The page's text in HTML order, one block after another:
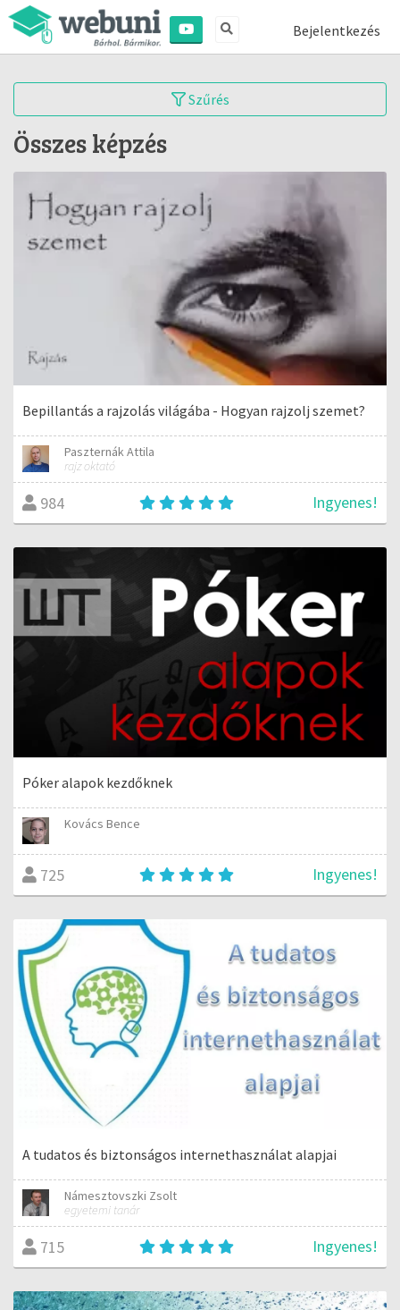
Bejelentkezés
Szűrés
Összes képzés
Bepillantás a rajzolás világába - Hogyan rajzolj szemet?
Paszternák Attila
rajz oktató
984 Ingyenes!
Póker alapok kezdőknek
Kovács Bence
725 Ingyenes!
A tudatos és biztonságos internethasználat alapjai
Námesztovszki Zsolt
egyetemi tanár
715 Ingyenes!